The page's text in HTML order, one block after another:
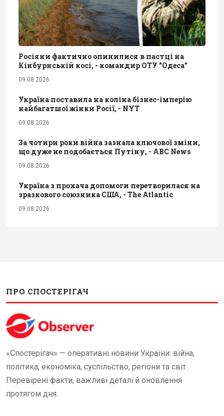
Росіяни фактично опинилися в пастці на
Кінбурнській косі, - командир ОТУ "Одеса"
09.08.2026
Україна поставила на коліна бізнес-імперію
найбагатшої жінки Росії, - NYT
09.08.2026
За чотири роки війна зазнала ключової зміни,
що дуже не подобається Путіну, - ABC News
09.08.2026
Україна з прохача допомоги перетворилася на
зразкового союзника США, - The Atlantic
09.08.2026
ПРО СПОСТЕРІГАЧ
«Спостерігач» — оперативні новини України: війна,
політика, економіка, суспільство, регіони та світ.
Перевірені факти, важливі деталі й оновлення
протягом дня.